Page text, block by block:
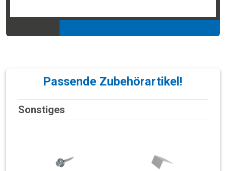
Passende Zubehörartikel!
Sonstiges